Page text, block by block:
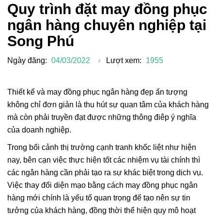
Quy trình đặt may đồng phục
ngân hàng chuyên nghiệp tại
Song Phú
Ngày đăng: 04/03/2022 Lượt xem: 1955
Thiết kế và may đồng phục ngân hàng đẹp ấn tượng
không chỉ đơn giản là thu hút sự quan tâm của khách hàng
mà còn phải truyền đạt được những thông điêp ý nghĩa
của doanh nghiệp.
Trong bối cảnh thị trường cạnh tranh khốc liệt như hiện
nay, bên cạn việc thực hiện tốt các nhiệm vụ tài chính thì
các ngân hàng cần phải tạo ra sự khác biệt trong dịch vụ.
Việc thay đổi diện mạo bằng cách may đồng phục ngân
hàng mới chính là yếu tố quan trọng để tạo nên sự tin
tưởng của khách hàng, đồng thời thể hiện quy mô hoạt